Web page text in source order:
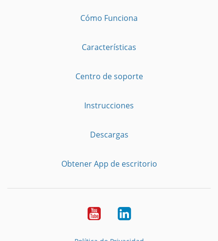
Cómo Funciona
Características
Centro de soporte
Instrucciones
Descargas
Obtener App de escritorio
YouTubeLinkedIn